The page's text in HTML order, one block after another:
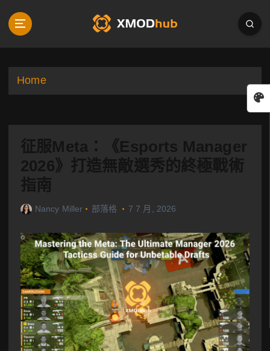
Home
征服Meta：《Esports Manager
2026》打造無敵選秀的終極戰術
指南
Nancy Miller 部落格 7 7 月, 2026